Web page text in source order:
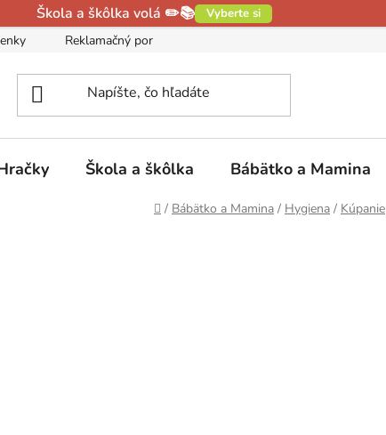
Škola a škôlka volá ✏️📚 Vyberte si
Reklamačný poriadok
Škola a škôlka Bábätko a Mamina
Domov
/ Bábätko a Mamina / Hygiena / Kúpanie